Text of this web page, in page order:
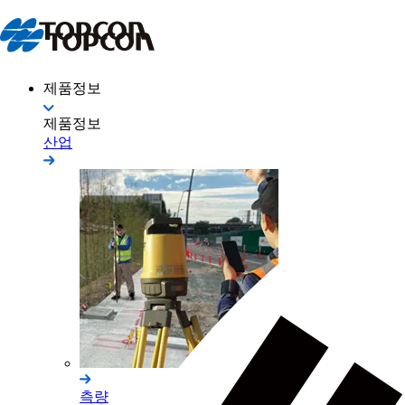
제품정보
제품정보
산업
측량